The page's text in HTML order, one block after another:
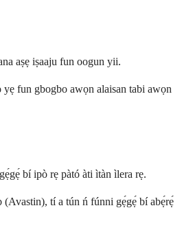
aṣẹ iṣaaju fun oogun yii.
fun gbogbo awọn alaisan tabi awọn
bí ipò rẹ pàtó àti ìtàn ìlera rẹ.
tí a tún ń fúnni gẹ́gẹ́ bí abẹ́rẹ́